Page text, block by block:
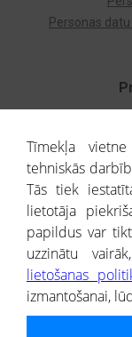
Personas
® CREDITREFORM
SIA
Tīmekļa
tehniskās
Tās tiek
lietotāja
papildus var
uzzinātu
lietošanas
izmantošanai,